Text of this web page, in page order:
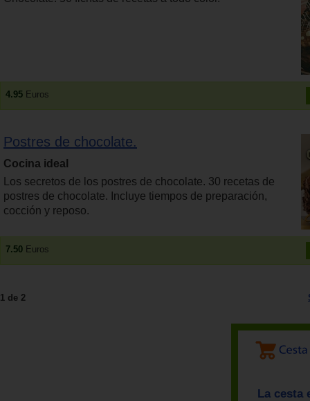
4.95 Euros
Postres de chocolate.
Cocina ideal
Los secretos de los postres de chocolate. 30 recetas de
postres de chocolate. Incluye tiempos de preparación,
cocción y reposo.
7.50 Euros
1 de 2
La cesta